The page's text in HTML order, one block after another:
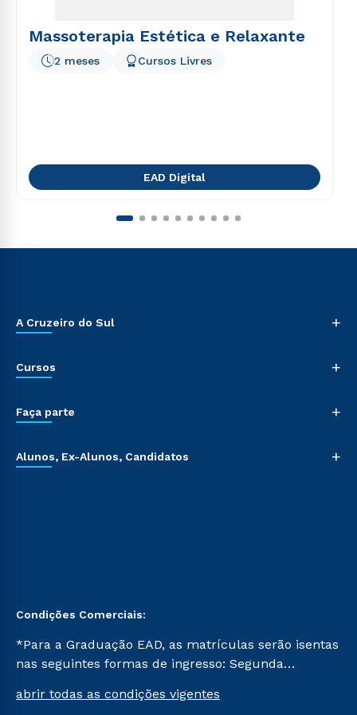
Massoterapia Estética e Relaxante
2 meses Cursos Livres
EAD Digital
A Cruzeiro do Sul +
Cursos +
Faça parte +
Alunos, Ex-Alunos, Candidatos +
Condições Comerciais:
*Para a Graduação EAD, as matrículas serão isentas
nas seguintes formas de ingresso: Segunda
Já para as demais, a taxa de matrícula será de R$
abrir todas as condições vigentes